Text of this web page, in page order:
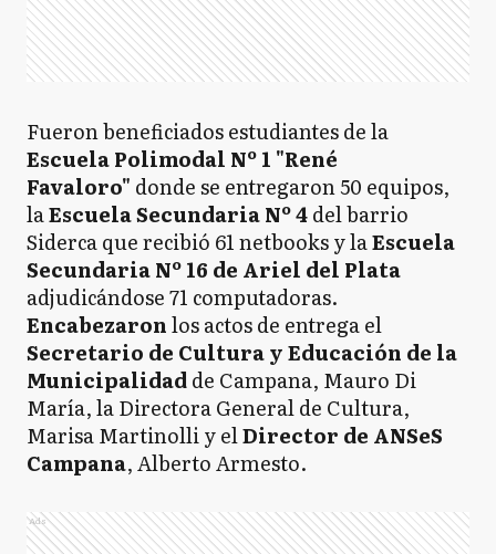
Fueron beneficiados estudiantes de la
Escuela Polimodal Nº 1 "René
Favaloro" donde se entregaron 50 equipos,
laEscuela Secundaria Nº 4del barrio
Siderca que recibió 61 netbooks y laEscuela
Secundaria Nº 16 de Ariel del Plata
adjudicándose 71 computadoras.
Encabezaronlos actos de entrega el
Secretario de Cultura y Educación de la
Municipalidadde Campana, Mauro Di
María, la Directora General de Cultura,
Marisa Martinolli y elDirector de ANSeS
Campana, Alberto Armesto.
Ads